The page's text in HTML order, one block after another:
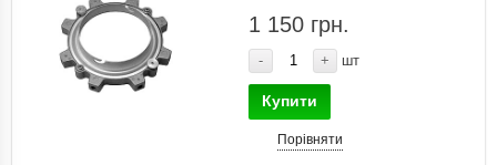
1 150 грн.
- + шт
Купити
Порівняти